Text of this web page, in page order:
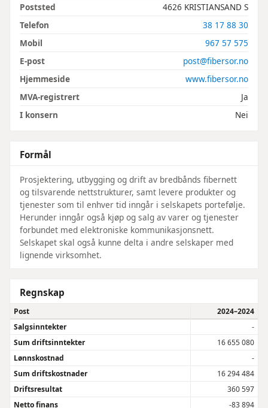
Poststed
4626 KRISTIANSAND S
Telefon
38 17 88 30
Mobil
967 57 575
E-post
post@fibersor.no
Hjemmeside
www.fibersor.no
MVA-registrert
Ja
I konsern
Nei
Formål
Prosjektering, utbygging og drift av bredbånds fibernett
og tilsvarende nettstrukturer, samt levere produkter og
tjenester som til enhver tid inngår i selskapets portefølje.
Herunder inngår også kjøp og salg av varer og tjenester
forbundet med elektroniske kommunikasjonsnett.
Selskapet skal også kunne delta i andre selskaper med
lignende virksomhet.
Regnskap
Post
2024–2024
Salgsinntekter
-
Sum driftsinntekter
16 655 080
Lønnskostnad
-
Sum driftskostnader
16 294 484
Driftsresultat
360 597
Netto finans
-83 894